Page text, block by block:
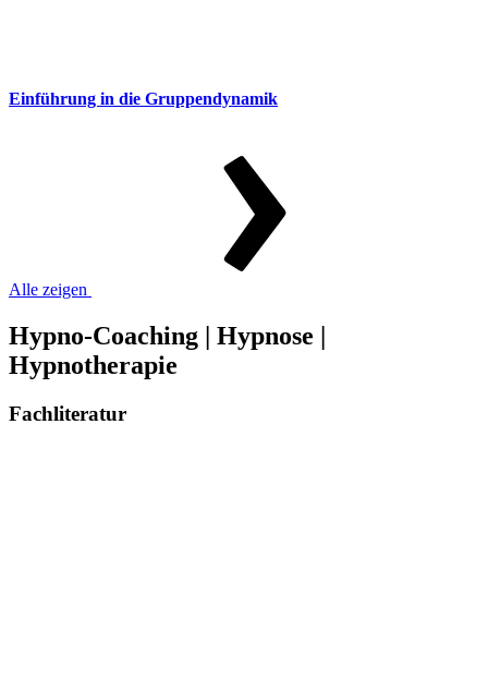
Einführung in die Gruppendynamik
Alle zeigen
Hypno-Coaching | Hypnose |
Hypnotherapie
Fachliteratur